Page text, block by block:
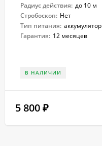
Радиус действия: до 10 м
Стробоскоп: Нет
Тип питания: аккумулятор
Гарантия: 12 месяцев
В НАЛИЧИИ
5 800 ₽